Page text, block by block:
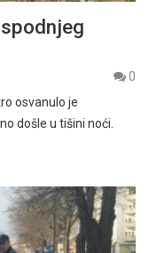
0
osvanulo je
došle u tišini noći.